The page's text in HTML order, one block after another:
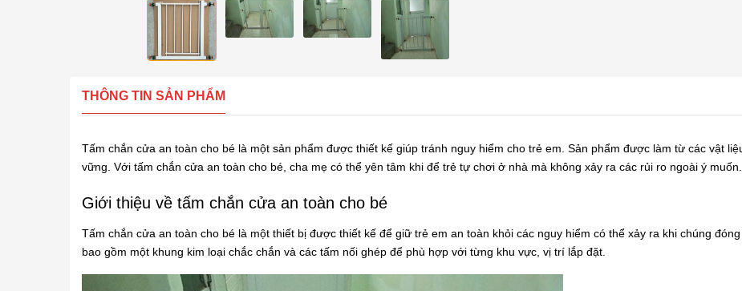
THÔNG TIN SẢN PHẨM
Tấm chắn cửa an toàn cho bé là một sản phẩm được thiết kế giúp tránh nguy hiểm cho trẻ em. Sản phẩm được làm từ các vật
vững. Với tấm chắn cửa an toàn cho bé, cha mẹ có thể yên tâm khi để trẻ tự chơi ở nhà mà không xảy ra các rủi ro ngoài ý muốn.
Giới thiệu về tấm chắn cửa an toàn cho bé
Tấm chắn cửa an toàn cho bé là một thiết bị được thiết kế để giữ trẻ em an toàn khỏi các nguy hiểm có thể xảy ra khi chúng
bao gồm một khung kim loại chắc chắn và các tấm nối ghép để phù hợp với từng khu vực, vị trí lắp đặt.